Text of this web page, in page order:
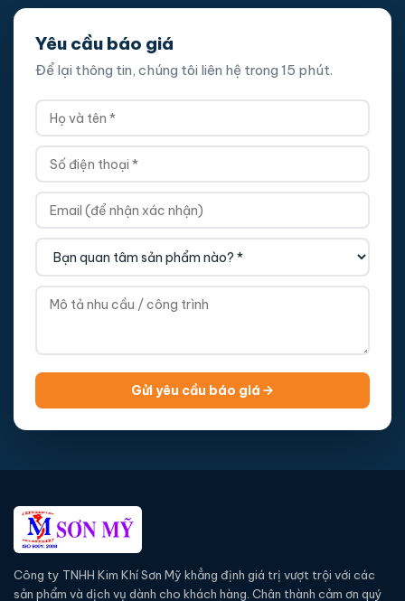
Yêu cầu báo giá
Để lại thông tin, chúng tôi liên hệ trong 15 phút.
Gửi yêu cầu báo giá
Công ty TNHH Kim Khí Sơn Mỹ khẳng định giá trị vượt trội với các
sản phẩm và dịch vụ dành cho khách hàng. Chân thành cảm ơn quý